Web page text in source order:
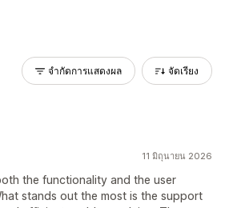
จำกัดการแสดงผล จัดเรียง
11 มิถุนายน 2026
the functionality and the user
stands out the most is the support